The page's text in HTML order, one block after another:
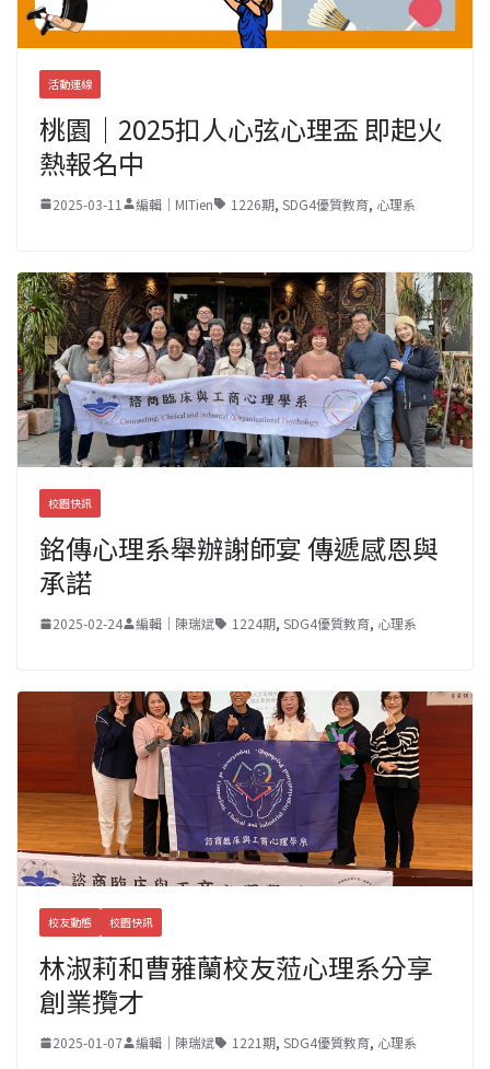
活動連線
桃園｜2025扣人心弦心理盃 即起火
熱報名中
2025-03-11 編輯｜MITien 1226期, SDG4優質教育, 心理系
校園快訊
銘傳心理系舉辦謝師宴 傳遞感恩與
承諾
2025-02-24 編輯｜陳瑞斌 1224期, SDG4優質教育, 心理系
校友動態 校園快訊
林淑莉和曹蕥蘭校友蒞心理系分享
創業攬才
2025-01-07 編輯｜陳瑞斌 1221期, SDG4優質教育, 心理系